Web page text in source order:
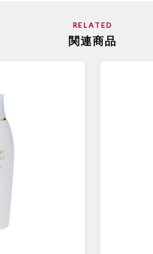
RELATED
関連商品